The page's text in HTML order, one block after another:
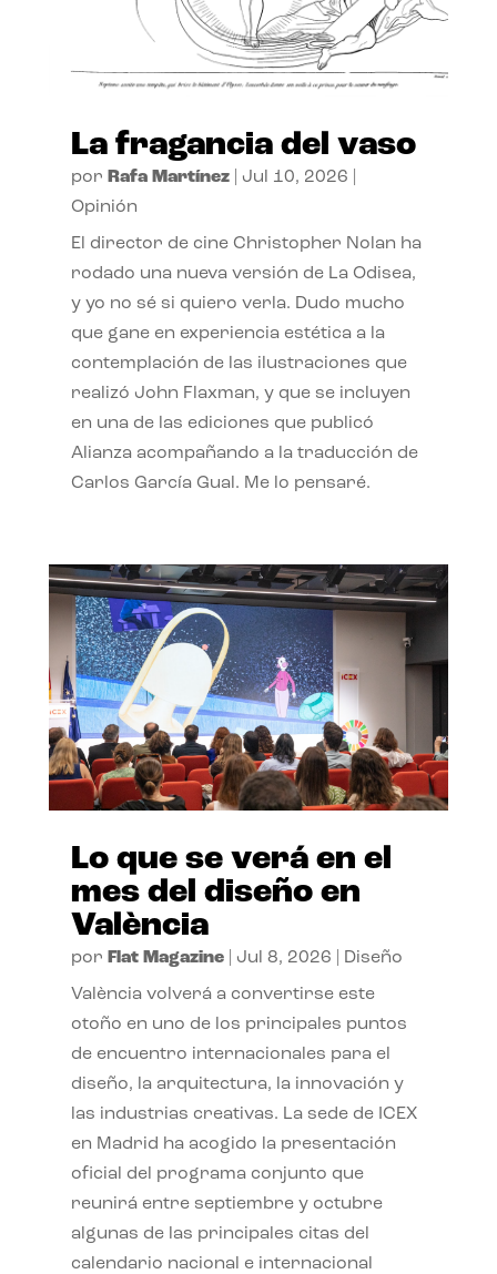
La fragancia del vaso
por Rafa Martínez| Jul 10, 2026
Opinión
El director de cine Christopher Nolan ha
rodado una nueva versión de La Odisea,
y yo no sé si quiero verla. Dudo mucho
que gane en experiencia estética a la
contemplación de las ilustraciones que
realizó John Flaxman, y que se incluyen
en una de las ediciones que publicó
Alianza acompañando a la traducción de
Carlos García Gual. Me lo pensaré.
Lo que se verá en el
mes del diseño en
València
por Flat Magazine| Jul 8, 2026 Diseño
València volverá a convertirse este
otoño en uno de los principales puntos
de encuentro internacionales para el
diseño, la arquitectura, la innovación y
las industrias creativas. La sede de ICEX
en Madrid ha acogido la presentación
oficial del programa conjunto que
reunirá entre septiembre y octubre
algunas de las principales citas del
calendario nacional e internacional